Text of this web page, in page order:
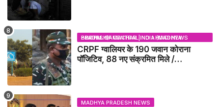
BHOPAL SAMACHAR | NO 1 HINDI NEWS PORTAL OF CENTRAL INDIA (MADHYA PRADESH)
CRPF ग्वालियर के 190 जवान कोराना
पॉजिटिव, 88 नए संक्रमित मिले /
MADHYA PRADESH NEWS